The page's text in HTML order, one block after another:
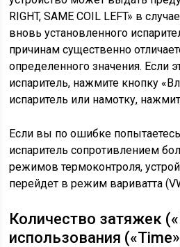
RIGHT, SAME COIL LEFT» в
вновь установленного
причинам существенно
определенного значения. Если
испаритель, нажмите кнопку
испаритель или намотку,
Если вы по ошибке
испаритель сопротивлением
режимов термоконтроля,
перейдет в режим вариватта
Количество затяжек
использования